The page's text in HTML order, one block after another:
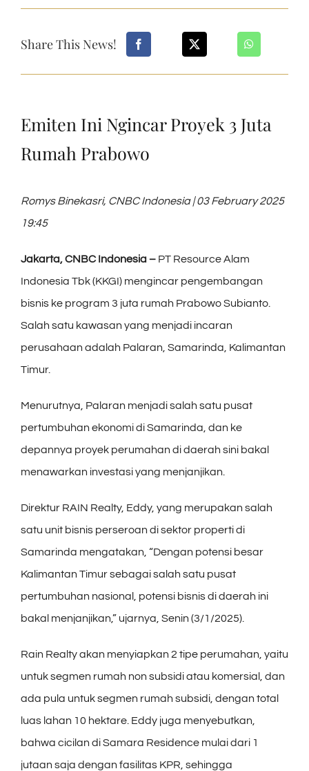
Share This News!
Emiten Ini Ngincar Proyek 3 Juta
Rumah Prabowo
Romys Binekasri, CNBC Indonesia | 03 February 2025
19:45
Jakarta, CNBC Indonesia – PT Resource Alam
Indonesia Tbk (KKGI) mengincar pengembangan
bisnis ke program 3 juta rumah Prabowo Subianto.
Salah satu kawasan yang menjadi incaran
perusahaan adalah Palaran, Samarinda, Kalimantan
Timur.
Menurutnya, Palaran menjadi salah satu pusat
pertumbuhan ekonomi di Samarinda, dan ke
depannya proyek perumahan di daerah sini bakal
menawarkan investasi yang menjanjikan.
Direktur RAIN Realty, Eddy, yang merupakan salah
satu unit bisnis perseroan di sektor properti di
Samarinda mengatakan, “Dengan potensi besar
Kalimantan Timur sebagai salah satu pusat
pertumbuhan nasional, potensi bisnis di daerah ini
bakal menjanjikan,” ujarnya, Senin (3/1/2025).
Rain Realty akan menyiapkan 2 tipe perumahan, yaitu
untuk segmen rumah non subsidi atau komersial, dan
ada pula untuk segmen rumah subsidi, dengan total
luas lahan 10 hektare. Eddy juga menyebutkan,
bahwa cicilan di Samara Residence mulai dari 1
jutaan saja dengan fasilitas KPR, sehingga